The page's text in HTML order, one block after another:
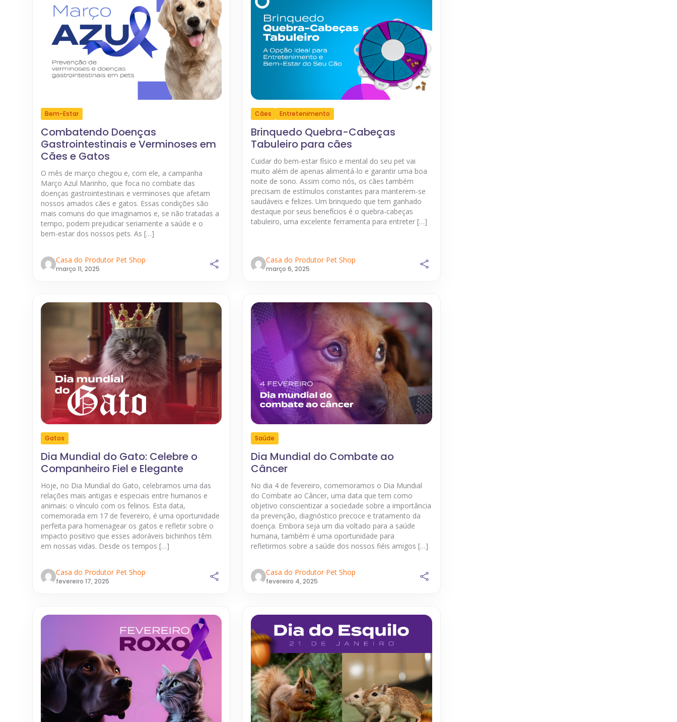
Bem-Estar
Combatendo Doenças
Gastrointestinais e Verminoses em
Cães e Gatos
O mês de março chegou e, com ele, a campanha
Março Azul Marinho, que foca no combate das
doenças gastrointestinais e verminoses que afetam
nossos amados cães e gatos. Essas condições são
mais comuns do que imaginamos e, se não tratadas a
tempo, podem prejudicar seriamente a saúde e o
bem-estar dos nossos pets. As […]
Casa do Produtor Pet Shop
março 11, 2025
Cães Entretenimento
Brinquedo Quebra-Cabeças
Tabuleiro para cães
Cuidar do bem-estar físico e mental do seu pet vai
muito além de apenas alimentá-lo e garantir uma boa
noite de sono. Assim como nós, os cães também
precisam de estímulos constantes para manterem-se
saudáveis e felizes. Um brinquedo que tem ganhado
destaque por seus benefícios é o quebra-cabeças
tabuleiro, uma excelente ferramenta para entreter […]
Casa do Produtor Pet Shop
março 6, 2025
Gatos
Dia Mundial do Gato: Celebre o
Companheiro Fiel e Elegante
Hoje, no Dia Mundial do Gato, celebramos uma das
relações mais antigas e especiais entre humanos e
animais: o vínculo com os felinos. Esta data,
comemorada em 17 de fevereiro, é uma oportunidade
perfeita para homenagear os gatos e refletir sobre o
impacto positivo que esses adoráveis bichinhos têm
em nossas vidas. Desde os tempos […]
Casa do Produtor Pet Shop
fevereiro 17, 2025
Saúde
Dia Mundial do Combate ao
Câncer
No dia 4 de fevereiro, comemoramos o Dia Mundial
do Combate ao Câncer, uma data que tem como
objetivo conscientizar a sociedade sobre a importância
da prevenção, diagnóstico precoce e tratamento da
doença. Embora seja um dia voltado para a saúde
humana, também é uma oportunidade para
refletirmos sobre a saúde dos nossos fiéis amigos […]
Casa do Produtor Pet Shop
fevereiro 4, 2025